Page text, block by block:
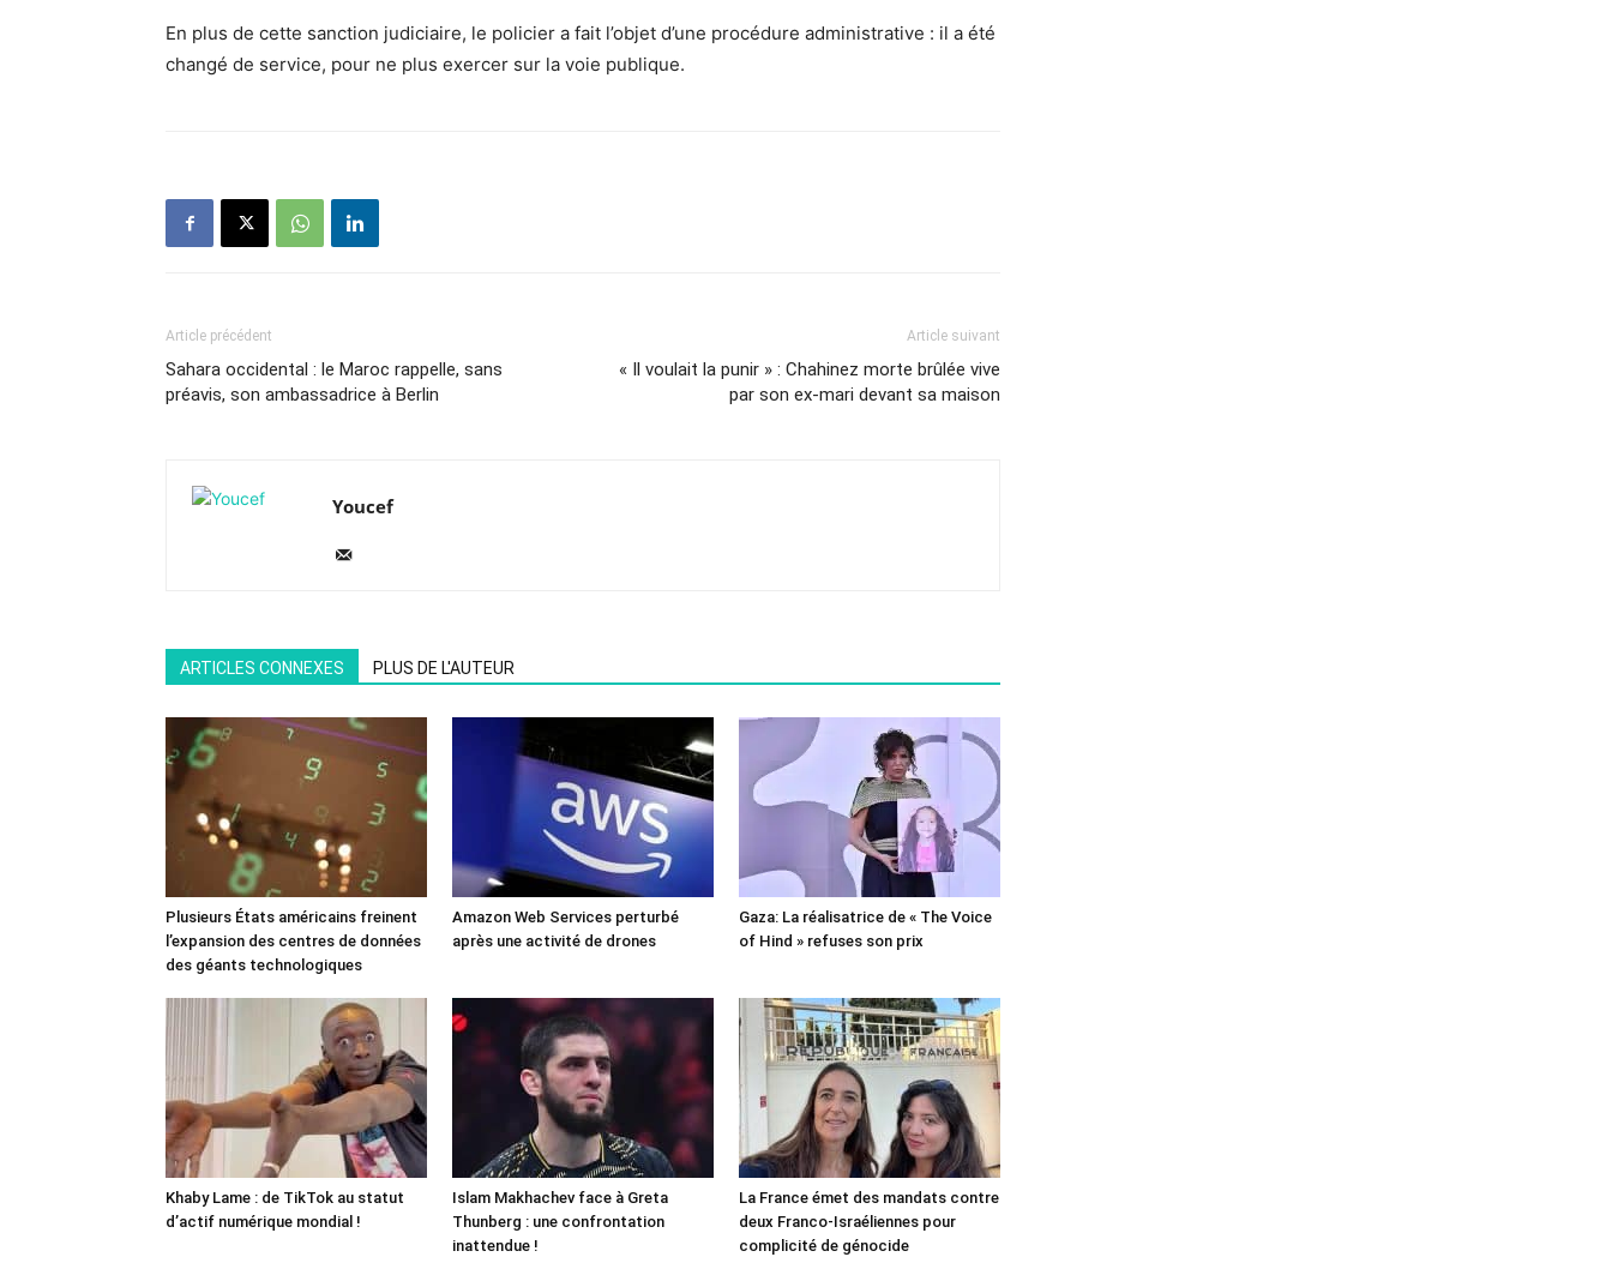
En plus de cette sanction judiciaire, le policier a fait l’objet d’une procédure administrative : il a été
changé de service, pour ne plus exercer sur la voie publique.
Article précédent
Sahara occidental : le Maroc rappelle, sans
préavis, son ambassadrice à Berlin
Article suivant
« Il voulait la punir » : Chahinez morte brûlée vive
par son ex-mari devant sa maison
Youcef
ARTICLES CONNEXES PLUS DE L'AUTEUR
Plusieurs États américains freinent
l’expansion des centres de données
des géants technologiques
Amazon Web Services perturbé
après une activité de drones
Gaza: La réalisatrice de « The Voice
of Hind » refuses son prix
Khaby Lame : de TikTok au statut
d’actif numérique mondial !
Islam Makhachev face à Greta
Thunberg : une confrontation
inattendue !
La France émet des mandats contre
deux Franco-Israéliennes pour
complicité de génocide